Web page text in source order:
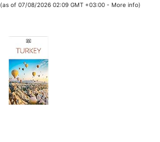
(as of 07/08/2026 02:09 GMT +03:00 - More info)